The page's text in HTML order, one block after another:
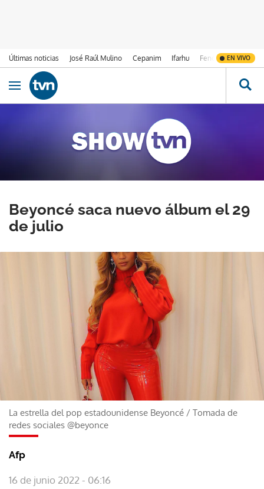
Últimas noticias José Raúl Mulino Cepanim Ifarhu Fenómeno de El
EN VIVO
Ir al contenido
Obrir navegació
Beyoncé saca nuevo álbum el 29
de julio
La estrella del pop estadounidense Beyoncé / Tomada de
redes sociales @beyonce
Afp
16 de junio 2022 - 06:16